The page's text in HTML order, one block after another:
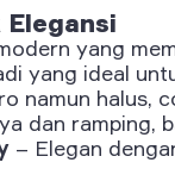
yang
yang ideal
namun halus,
dan ramping,
– Elegan